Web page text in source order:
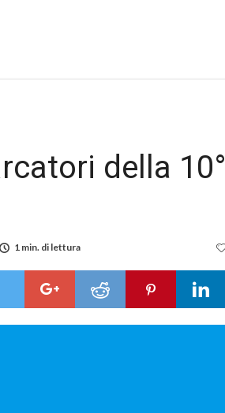
della 10°
1 min. di lettura